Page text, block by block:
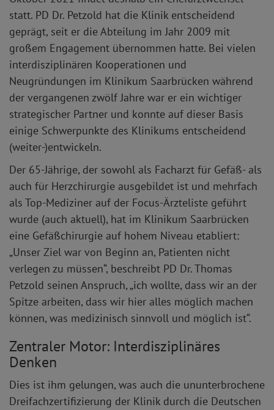
statt. PD Dr. Petzold hat die Klinik entscheidend
geprägt, seit er die Abteilung im Jahr 2009 mit
großem Engagement übernommen hatte. Bei vielen
interdisziplinären Kooperationen und
Neugründungen im Klinikum Saarbrücken während
der vergangenen zwölf Jahre war er ein wichtiger
strategischer Partner und konnte auf dieser Basis
einige Schwerpunkte des Klinikums entscheidend
(weiter-)entwickeln.
Der 65-Jährige, der sowohl als Facharzt für Gefäß- als
auch für Herzchirurgie ausgebildet ist und mehrfach
als Top-Mediziner auf der Focus-Ärzteliste geführt
wurde (auch aktuell), hat im Klinikum Saarbrücken
eine Gefäßchirurgie auf hohem Niveau etabliert:
„Unser Ziel war von Beginn an, Patienten nicht
verlegen zu müssen“, beschreibt PD Dr. Thomas
Petzold seinen Anspruch, „ich wollte, dass wir an der
Spitze arbeiten, dass wir hier alles möglich machen
können, was medizinisch sinnvoll und möglich ist“.
Zentraler Motor: Interdisziplinäres
Denken
Dies ist ihm gelungen, was auch die ununterbrochene
Dreifachzertifizierung der Klinik durch die Deutschen